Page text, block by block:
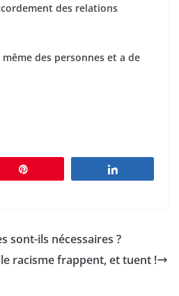
des relations
même des personnes et a de
sont-ils nécessaires ?
racisme frappent, et tuent !